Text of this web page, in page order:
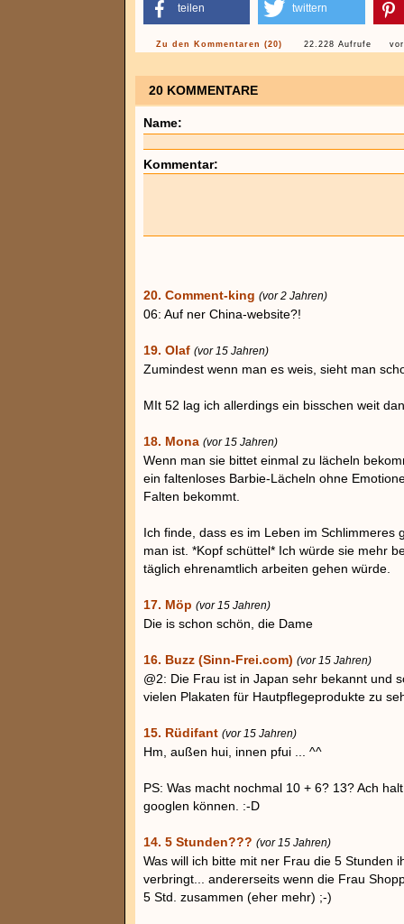
teilen twittern
Zu den Kommentaren (20) 22.228 Aufrufe
20 KOMMENTARE
Name:
Kommentar:
20. Comment-king (vor 2 Jahren)
06: Auf ner China-website?!
19. Olaf (vor 15 Jahren)
Zumindest wenn man es weis, sieht man
MIt 52 lag ich allerdings ein bisschen weit
18. Mona (vor 15 Jahren)
Wenn man sie bittet einmal zu lächeln
ein faltenloses Barbie-Lächeln ohne
Falten bekommt.
Ich finde, dass es im Leben im Schlimmeres
man ist. *Kopf schüttel* Ich würde sie mehr
täglich ehrenamtlich arbeiten gehen würde.
17. Möp (vor 15 Jahren)
Die is schon schön, die Dame
16. Buzz (Sinn-Frei.com) (vor 15 Jahren)
@2: Die Frau ist in Japan sehr bekannt und
vielen Plakaten für Hautpflegeprodukte zu
15. Rüdifant (vor 15 Jahren)
Hm, außen hui, innen pfui ... ^^
PS: Was macht nochmal 10 + 6? 13? Ach
googlen können. :-D
14. 5 Stunden??? (vor 15 Jahren)
Was will ich bitte mit ner Frau die 5 Stunden
verbringt... andererseits wenn die Frau
5 Std. zusammen (eher mehr) ;-)